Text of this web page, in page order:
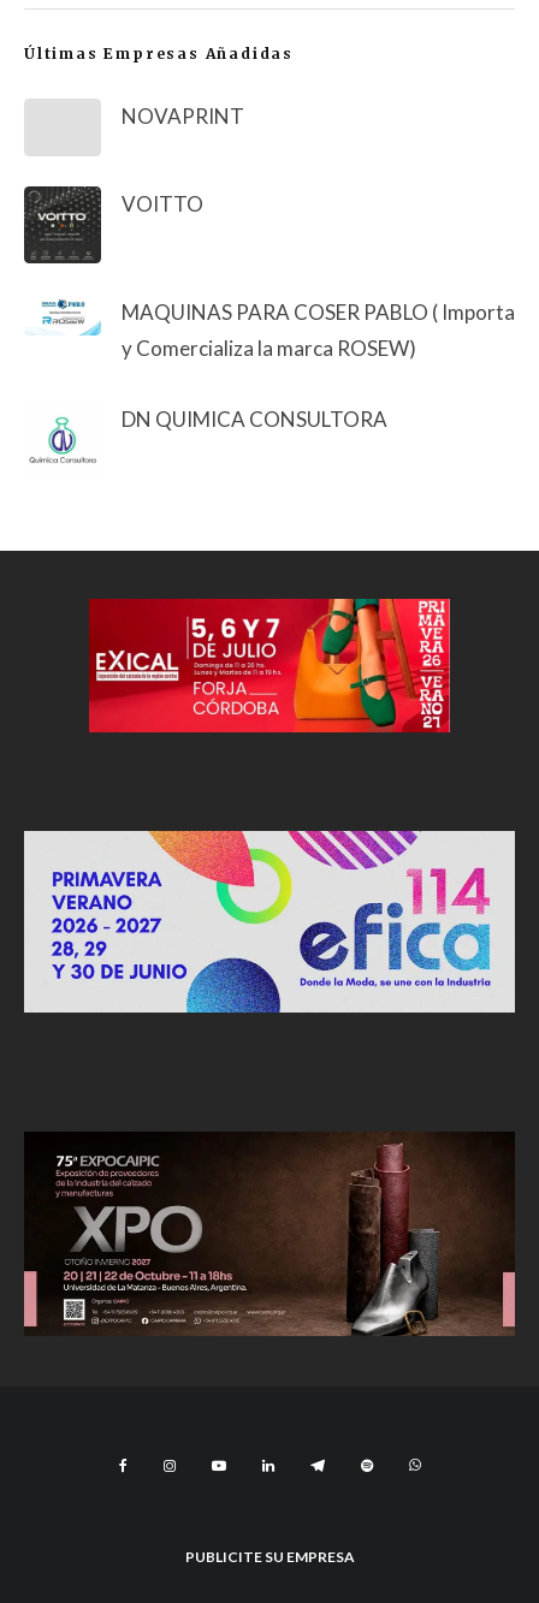
Últimas Empresas Añadidas
NOVAPRINT
VOITTO
MAQUINAS PARA COSER PABLO ( Importa
y Comercializa la marca ROSEW)
DN QUIMICA CONSULTORA
PUBLICITE SU EMPRESA